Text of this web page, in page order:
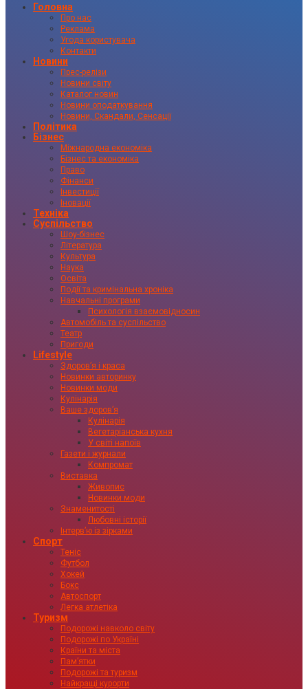
Головна
Про нас
Реклама
Угода користувача
Контакти
Новини
Прес-релізи
Новини світу
Каталог новин
Новини оподаткування
Новини, Скандали, Сенсації
Політика
Бізнес
Міжнародна економіка
Бізнес та економіка
Право
Фінанси
Інвестиції
Іновації
Техніка
Суспільство
Шоу-бізнес
Література
Культура
Наука
Освіта
Події та кримінальна хроніка
Навчальні програми
Психологія взаємовідносин
Автомобіль та суспільство
Театр
Пригоди
Lifestyle
Здоровʼя і краса
Новинки авторинку
Новинки моди
Кулінарія
Ваше здоровʼя
Кулінарія
Вегетаріанська кухня
У світі напоїв
Газети і журнали
Компромат
Виставка
Живопис
Новинки моди
Знаменитості
Любовні історії
Інтервʼю із зірками
Спорт
Теніс
Футбол
Хокей
Бокс
Автоспорт
Легка атлетіка
Туризм
Подорожі навколо світу
Подорожі по Україні
Країни та міста
Пам’ятки
Подорожі та туризм
Найкращі курорти